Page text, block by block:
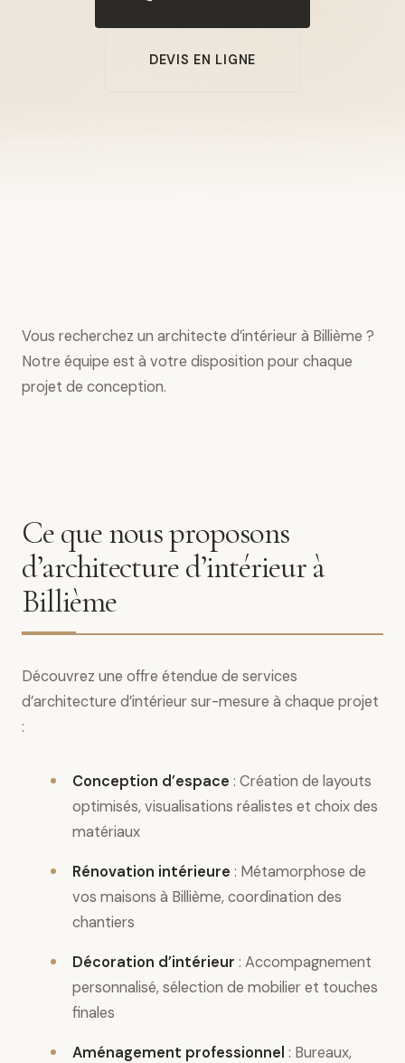
DEVIS EN LIGNE
Vous recherchez un architecte d’intérieur à Billième ?
Notre équipe est à votre disposition pour chaque
projet de conception.
Ce que nous proposons
d’architecture d’intérieur à
Billième
Découvrez une offre étendue de services
d’architecture d’intérieur sur-mesure à chaque projet
:
Conception d’espace : Création de layouts
optimisés, visualisations réalistes et choix des
matériaux
Rénovation intérieure : Métamorphose de
vos maisons à Billième, coordination des
chantiers
Décoration d’intérieur : Accompagnement
personnalisé, sélection de mobilier et touches
finales
Aménagement professionnel : Bureaux,